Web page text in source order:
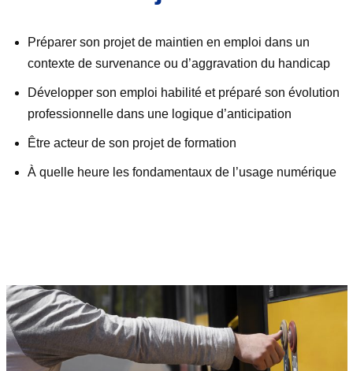
Préparer son projet de maintien en emploi dans un
contexte de survenance ou d’aggravation du handicap
Développer son emploi habilité et préparé son évolution
professionnelle dans une logique d’anticipation
Être acteur de son projet de formation
À quelle heure les fondamentaux de l’usage numérique